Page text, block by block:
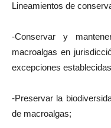
Lineamientos de
-Conservar y
macroalgas en
excepciones
-Preservar la
de macroalgas;